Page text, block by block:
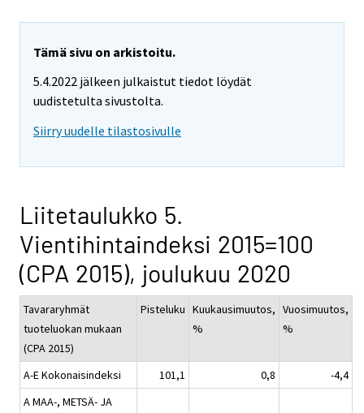
Tämä sivu on arkistoitu.
5.4.2022 jälkeen julkaistut tiedot löydät
uudistetulta sivustolta.
Siirry uudelle tilastosivulle
Liitetaulukko 5.
Vientihintaindeksi 2015=100
(CPA 2015), joulukuu 2020
Tavararyhmät
tuoteluokan mukaan
(CPA 2015)
Pisteluku Kuukausimuutos,
%
Vuosimuutos,
%
A-E Kokonaisindeksi 101,1 0,8
-4,4
A MAA-, METSÄ- JA